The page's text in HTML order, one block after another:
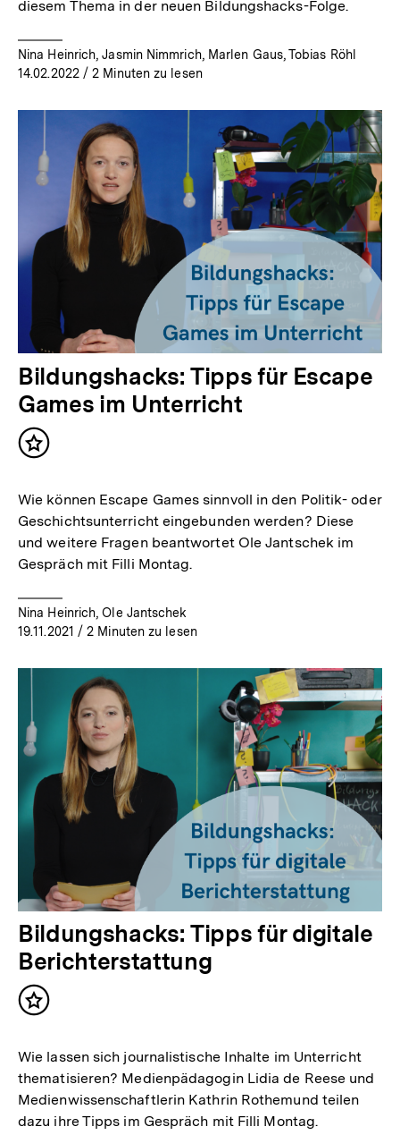
diesem Thema in der neuen Bildungshacks-Folge.
Nina Heinrich, Jasmin Nimmrich, Marlen Gaus, Tobias Röhl
14.02.2022/ 2 Minuten zu lesen
Bildungshacks: Tipps für Escape
Games im Unterricht
Inhalt
Wie können Escape Games sinnvoll in den Politik- oder
Geschichtsunterricht eingebunden werden? Diese
und weitere Fragen beantwortet Ole Jantschek im
Gespräch mit Filli Montag.
Nina Heinrich, Ole Jantschek
19.11.2021 / 2 Minuten zu lesen
Bildungshacks: Tipps für digitale
Berichterstattung
Inhalt
Wie lassen sich journalistische Inhalte im Unterricht
thematisieren? Medienpädagogin Lidia de Reese und
Medienwissenschaftlerin Kathrin Rothemund teilen
dazu ihre Tipps im Gespräch mit Filli Montag.